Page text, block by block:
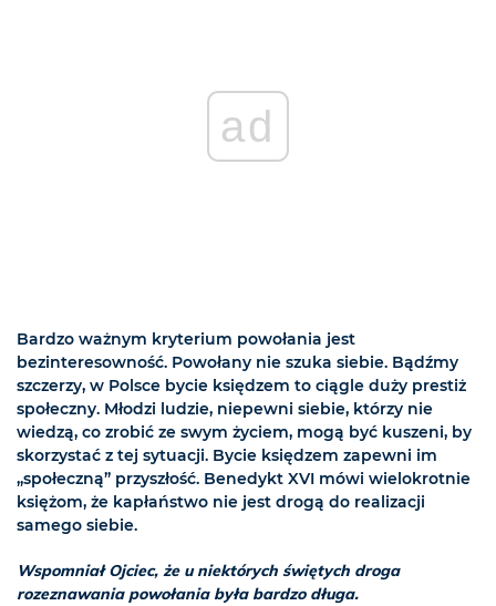
ad
Bardzo ważnym kryterium powołania jest
bezinteresowność. Powołany nie szuka siebie. Bądźmy
szczerzy, w Polsce bycie księdzem to ciągle duży prestiż
społeczny. Młodzi ludzie, niepewni siebie, którzy nie
wiedzą, co zrobić ze swym życiem, mogą być kuszeni, by
skorzystać z tej sytuacji. Bycie księdzem zapewni im
„społeczną” przyszłość. Benedykt XVI mówi wielokrotnie
księżom, że kapłaństwo nie jest drogą do realizacji
samego siebie.
Wspomniał Ojciec, że u niektórych świętych droga
rozeznawania powołania była bardzo długa.